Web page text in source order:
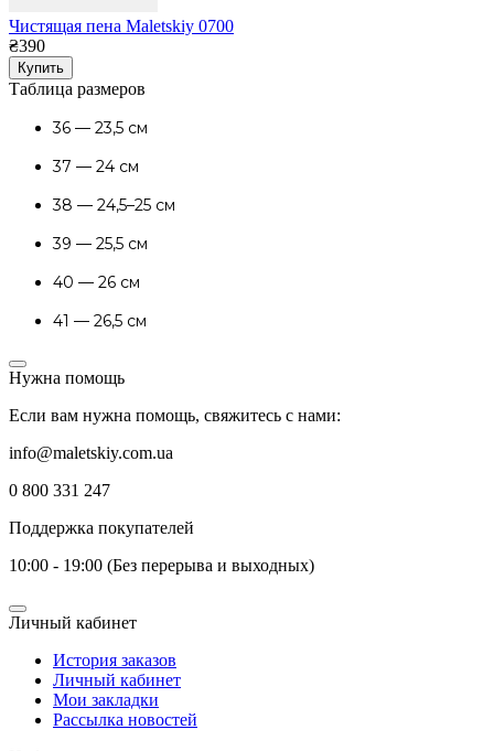
Чистящая пена Maletskiy 0700
₴390
Купить
Таблица размеров
36 — 23,5 см
37 — 24 см
38 — 24,5–25 см
39 — 25,5 см
40 — 26 см
41 — 26,5 см
Нужна помощь
Если вам нужна помощь, свяжитесь с нами:
info@maletskiy.com.ua
0 800 331 247
Поддержка покупателей
10:00 - 19:00 (Без перерыва и выходных)
Личный кабинет
История заказов
Личный кабинет
Мои закладки
Рассылка новостей